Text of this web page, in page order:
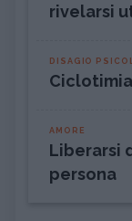
rivelarsi
DISAGIO
AMORE
Liberarsi
persona